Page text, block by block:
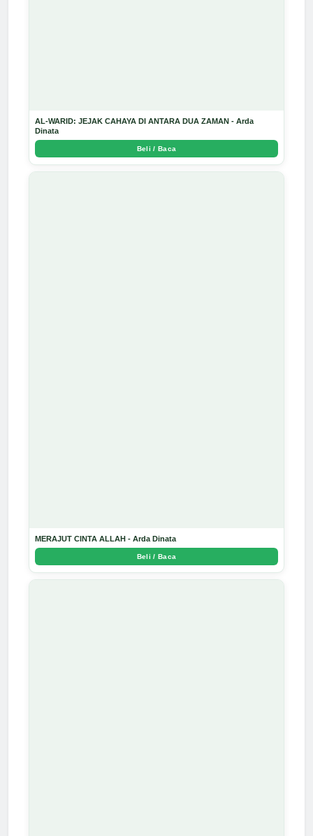
AL-WARID: JEJAK CAHAYA DI ANTARA DUA ZAMAN - Arda
Dinata
Beli / Baca
MERAJUT CINTA ALLAH - Arda Dinata
Beli / Baca